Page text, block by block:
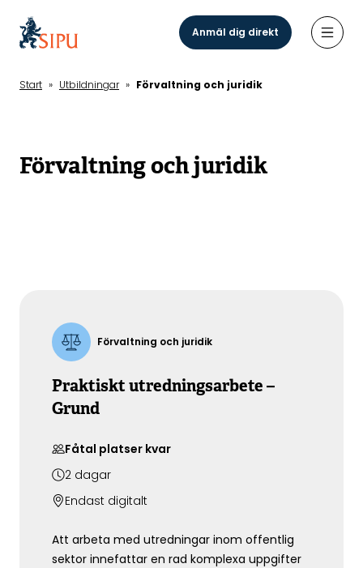
huvudinnehåll
Anmäl dig direkt
Start » Utbildningar » Förvaltning och juridik
Förvaltning och juridik
Förvaltning och juridik
Praktiskt utredningsarbete –
Grund
Fåtal platser kvar
2 dagar
Endast digitalt
Att arbeta med utredningar inom offentlig
sektor innefattar en rad komplexa uppgifter